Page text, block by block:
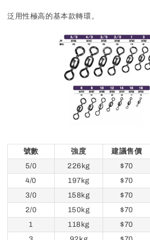
泛用性極高的基本款轉環。
號數 強度 建議售價
5/0
226kg $70
4/0
197kg $70
3/0
158kg $70
2/0
150kg $70
1
118kg $70